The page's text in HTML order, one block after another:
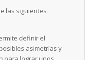
las siguientes
definir el
asimetrías y